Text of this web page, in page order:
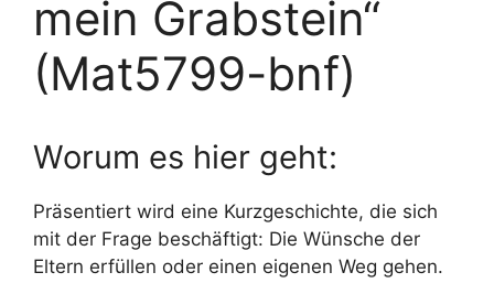
mein Grabstein“
(Mat5799-bnf)
Worum es hier geht:
Präsentiert wird eine Kurzgeschichte, die sich
mit der Frage beschäftigt: Die Wünsche der
Eltern erfüllen oder einen eigenen Weg gehen.